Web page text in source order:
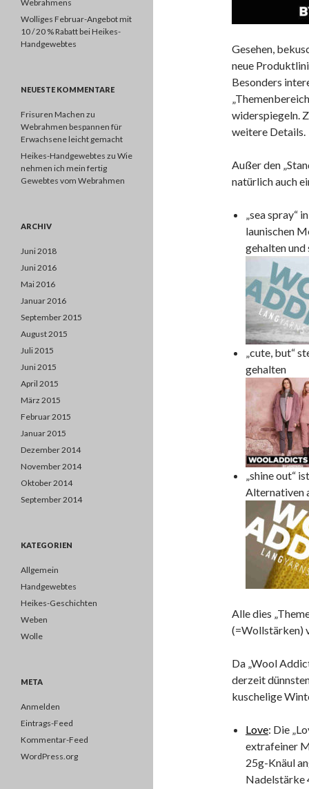
Gesehen,
neue
Besonders
widerspiegeln.
weitere Details.
Außer den
natürlich auch
„sea spray“
launischen
gehalten und
„cute, but“
gehalten
„shine out“
Alternativen
Alle dies
(=Wollstärken)
Da „Wool
derzeit
kuschelige
Love: Die
extrafeiner
25g-Knäul
Nadelstärke
Webrahmens
Wolliges Februar-Angebot mit
10 / 20 % Rabatt bei Heikes-
Handgewebtes
NEUESTE KOMMENTARE
Frisuren Machen zu
Webrahmen bespannen für
Erwachsene leicht gemacht
Heikes-Handgewebtes zu Wie
nehmen ich mein fertig
Gewebtes vom Webrahmen
ARCHIV
Juni 2018
Juni 2016
Mai 2016
Januar 2016
September 2015
August 2015
Juli 2015
Juni 2015
April 2015
März 2015
Februar 2015
Januar 2015
Dezember 2014
November 2014
Oktober 2014
September 2014
KATEGORIEN
Allgemein
Handgewebtes
Heikes-Geschichten
Weben
Wolle
META
Anmelden
Eintrags-Feed
Kommentar-Feed
WordPress.org